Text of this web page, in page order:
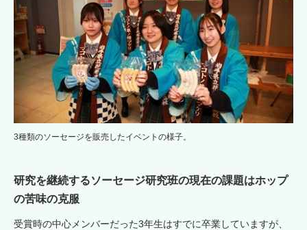
3種類のソーセージを販売したイベントの様子。
研究を継続するソーセージ研究班の現在の課題はホップ
の苦味の克服
受賞時の中心メンバーだった3年生はすでに卒業していますが、